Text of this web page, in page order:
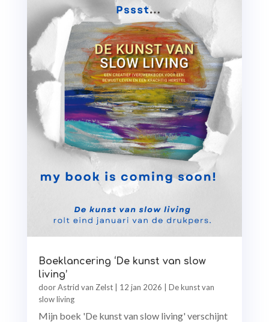
Boeklancering ‘De kunst van slow
living’
doorAstrid van Zelst| 12 jan 2026
De kunst van
slow living
Mijn boek 'De kunst van slow living' verschijnt